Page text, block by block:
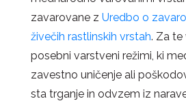
zavarovane z Uredbo o
živečih rastlinskih vrstah. Za te
posebni varstveni režimi, ki
zavestno uničenje ali
sta trganje in odvzem iz